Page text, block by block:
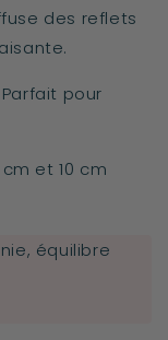
des reflets
Parfait pour
et 10 cm
équilibre